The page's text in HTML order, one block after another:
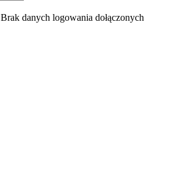
Brak danych logowania dołączonych